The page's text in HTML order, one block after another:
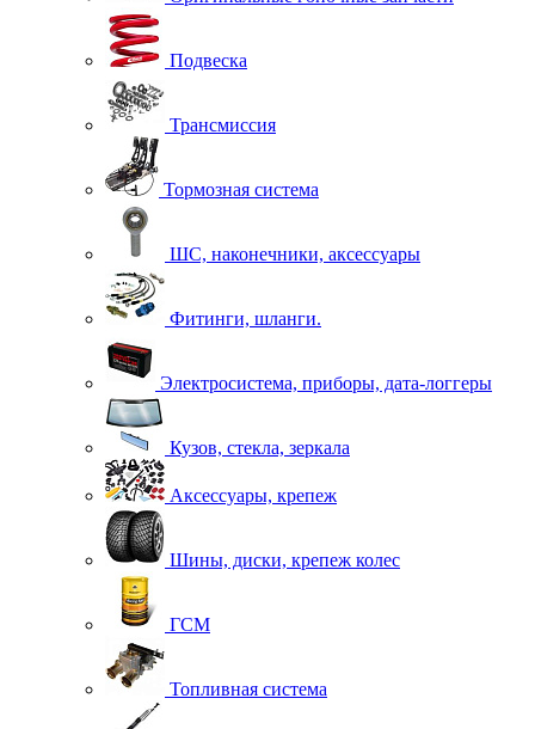
Подвеска
Трансмиссия
Тормозная система
ШС, наконечники, аксессуары
Фитинги, шланги.
Электросистема, приборы, дата-логгеры
Кузов, стекла, зеркала
Аксессуары, крепеж
Шины, диски, крепеж колес
ГСМ
Топливная система